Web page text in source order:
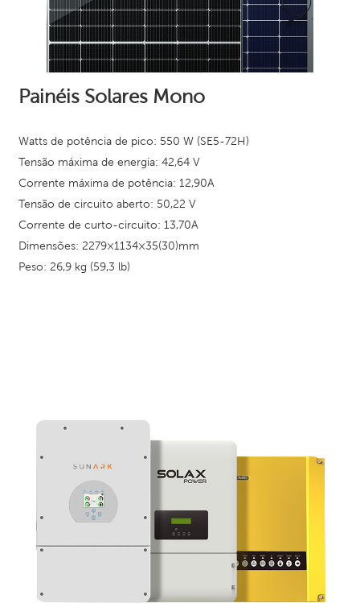
Painéis Solares Mono
Watts de potência de pico: 550 W (SE5-72H)
Tensão máxima de energia: 42,64V
Corrente máxima de potência: 12,90A
Tensão de circuito aberto: 50,22 V
Corrente de curto-circuito: 13,70A
Dimensões: 2279×1134×35(30)mm
Peso: 26,9 kg (59,3 lb)